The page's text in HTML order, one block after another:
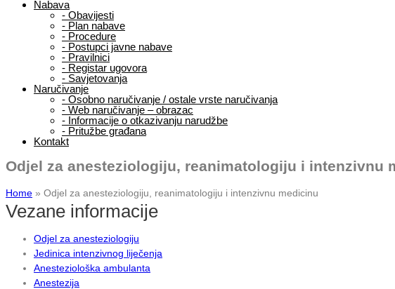
Nabava
- Obavijesti
- Plan nabave
- Procedure
- Postupci javne nabave
- Pravilnici
- Registar ugovora
- Savjetovanja
Naručivanje
- Osobno naručivanje / ostale vrste naručivanja
- Web naručivanje – obrazac
- Informacije o otkazivanju narudžbe
- Pritužbe građana
Kontakt
Odjel za anesteziologiju, reanimatologiju i intenzivnu
Home » Odjel za anesteziologiju, reanimatologiju i intenzivnu medicinu
Vezane informacije
Odjel za anesteziologiju
Jedinica intenzivnog liječenja
Anesteziološka ambulanta
Anestezija